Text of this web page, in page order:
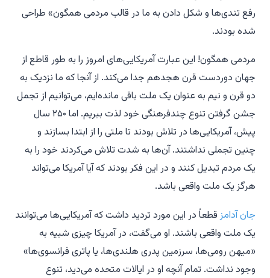
رفع تندی‌ها و شکل دادن به ما در قالب مردمی همگون» طراحی
شده بودند.
مردمی همگون! این عبارت آمریکایی‌های امروز را به طور قاطع از
جهان دوردست قرن هجدهم جدا می‌کند. از آنجا که ما نزدیک به
دو قرن و نیم به عنوان یک ملت باقی مانده‌ایم، می‌توانیم از تجمل
جشن گرفتن تنوع چندفرهنگی خود لذت ببریم. اما ۲۵۰ سال
پیش، آمریکایی‌ها در تلاش بودند تا ملتی را از ابتدا بسازند و
چنین تجملی نداشتند. آن‌ها به شدت تلاش می‌کردند خود را به
یک مردم تبدیل کنند و در این فکر بودند که آیا آمریکا می‌تواند
هرگز یک ملت واقعی باشد.
جان آدامز قطعاً در این مورد تردید داشت که آمریکایی‌ها می‌توانند
یک ملت واقعی باشند. او می‌گفت، در آمریکا چیزی شبیه به
«میهن رومی‌ها، سرزمین پدری هلندی‌ها، یا پاتری فرانسوی‌ها»
وجود نداشت. تمام آنچه او در ایالات متحده می‌دید، تنوع